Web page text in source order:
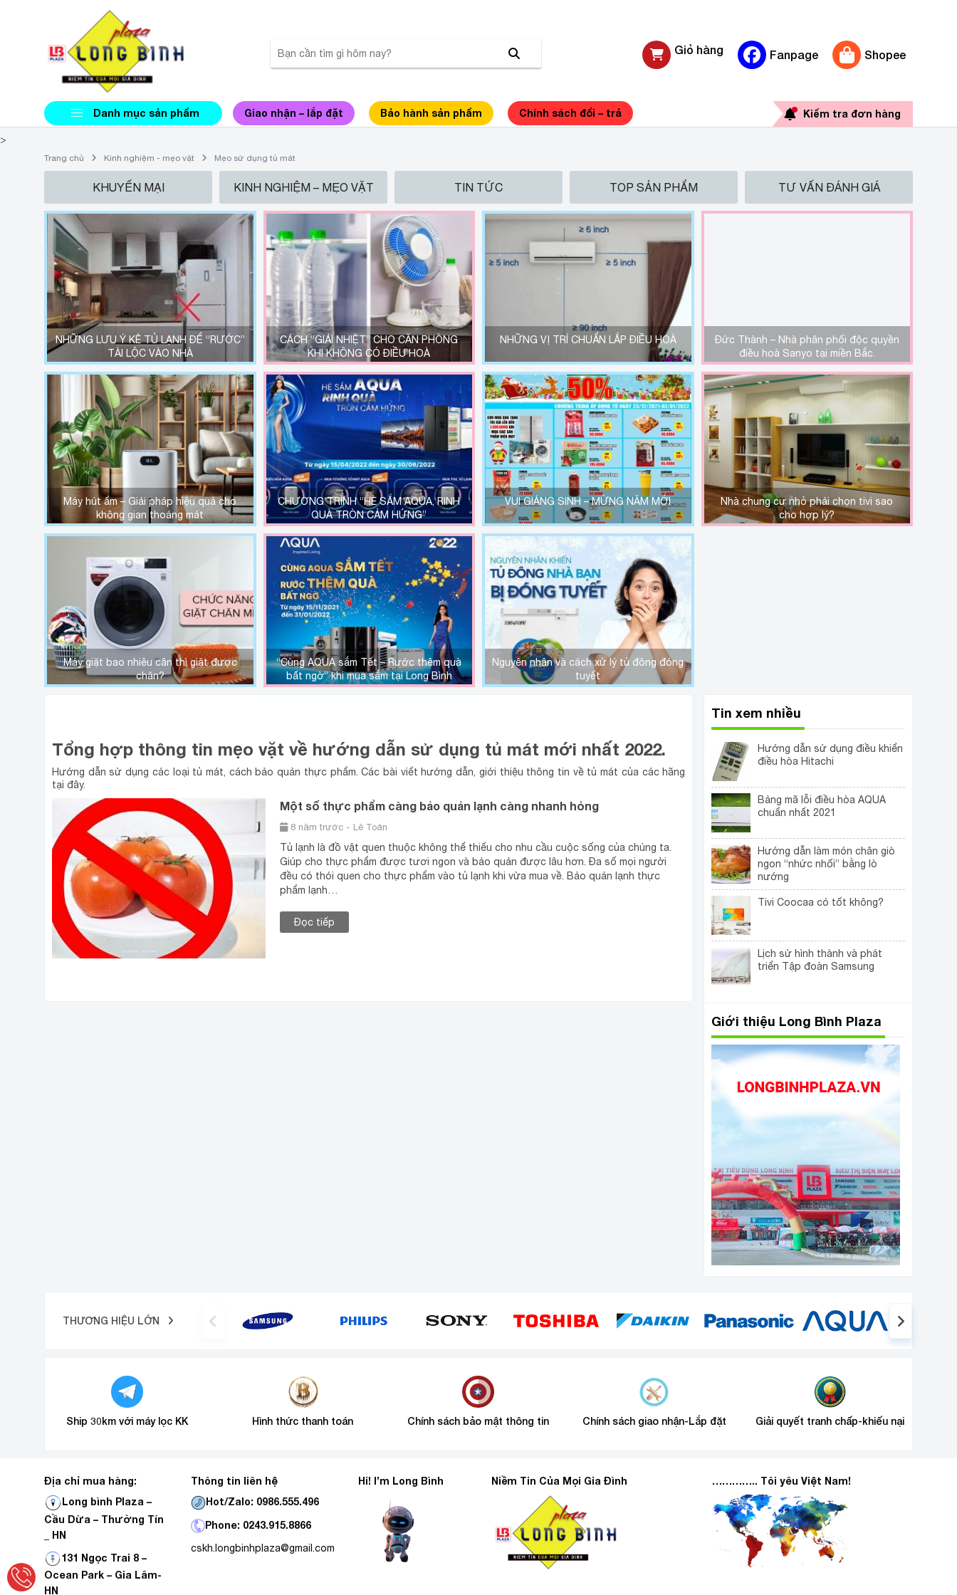
Giỏ hàng Fanpage Shopee
Danh mục sản phẩm Giao nhận – lắp đặt Bảo hành sản phẩm Chính sách đổi – trả Kiểm tra đơn hàng
>
Trang chủ Kinh nghiệm - mẹo vặt Mẹo sử dụng tủ mát
KHUYẾN MẠI KINH NGHIỆM – MẸO VẶT TIN TỨC TOP SẢN PHẨM TƯ VẤN ĐÁNH GIÁ
NHỮNG LƯU Ý KÊ TỦ LẠNH ĐỂ “RƯỚC”
TÀI LỘC VÀO NHÀ
CÁCH “GIẢI NHIỆT” CHO CĂN PHÒNG
KHI KHÔNG CÓ ĐIỀU HOÀ
NHỮNG VỊ TRÍ CHUẨN LẮP ĐIỀU HOÀ
Đức Thành – Nhà phân phối độc quyền
điều hoà Sanyo tại miền Bắc.
Máy hút ẩm – Giải pháp hiệu quả cho
không gian thoáng mát
CHƯƠNG TRÌNH “HÈ SẮM AQUA, RINH
QUÀ TRÒN CẢM HỨNG”
VUI GIÁNG SINH – MỪNG NĂM MỚI
Nhà chung cư nhỏ phải chọn tivi sao
cho hợp lý?
Máy giặt bao nhiêu cân thì giặt được
chăn?
“Cùng AQUA sắm Tết – Rước thêm quà
bất ngờ” khi mua sắm tại Long Bình
Plaza
Nguyên nhân và cách xử lý tủ đông đóng
tuyết
Tổng hợp thông tin mẹo vặt về hướng dẫn sử dụng tủ mát mới nhất 2022.
Hướng dẫn sử dụng các loại tủ mát, cách bảo quản thực phẩm. Các bài viết hướng dẫn, giới thiệu thông tin về tủ mát của các hãng
tại đây.
Một số thực phẩm càng bảo quản lạnh càng nhanh hỏng
8 năm trước - Lê Toản
Tủ lạnh là đồ vật quen thuộc không thể thiếu cho nhu cầu cuộc sống của chúng ta.
Giúp cho thực phẩm được tươi ngon và bảo quản được lâu hơn. Đa số mọi người
đều có thói quen cho thực phẩm vào tủ lạnh khi vừa mua về. Bảo quản lạnh thực
phẩm lạnh…
Đọc tiếp
Tin xem nhiều
Hướng dẫn sử dụng điều khiển
điều hòa Hitachi
Bảng mã lỗi điều hòa AQUA
chuẩn nhất 2021
Hướng dẫn làm món chân giò
ngon “nhức nhối” bằng lò
nướng
Tivi Coocaa có tốt không?
Lịch sử hình thành và phát
triển Tập đoàn Samsung
Giới thiệu Long Bình Plaza
THƯƠNG HIỆU LỚN
Ship 30km với máy lọc KK Hình thức thanh toán Chính sách bảo mật thông tin Chính sách giao nhận-Lắp đặt Giải quyết tranh chấp-khiếu nại
Địa chỉ mua hàng:
Long bình Plaza –
Cầu Dừa – Thường Tín
_ HN
131 Ngọc Trai 8 –
Ocean Park – Gia Lâm-
HN
Thông tin liên hệ
Hot/Zalo: 0986.555.496
Phone: 0243.915.8866
cskh.longbinhplaza@gmail.com
Hi! I’m Long Bình Niềm Tin Của Mọi Gia Đình ………….. Tôi yêu Việt Nam!